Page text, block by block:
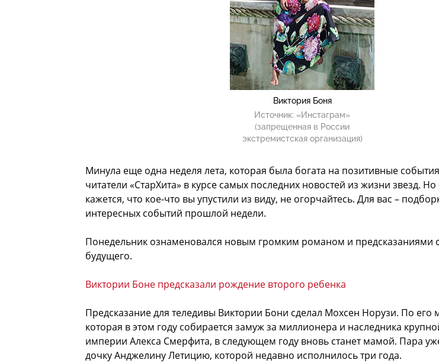
Виктория Боня
Источник: «Инстаграм»
(запрещенная в России
экстремистская организация)
Минула еще одна неделя лета, которая была богата на позитивные
читатели «СтарХита» в курсе самых последних новостей из жизни звезд.
кажется, что кое-что вы упустили из виду, не огорчайтесь. Для вас –
интересных событий прошлой недели.
Понедельник ознаменовался новым громким романом и предсказаниями
будущего.
Виктории Боне предсказали рождение второго ребенка
Предсказание для теледивы Виктории Бони сделал Мохсен Норузи. По его
которая в этом году собирается замуж за миллионера и наследника
империи Алекса Смерфита, в следующем году вновь станет мамой. Пара
дочку Анджелину Летицию, которой недавно исполнилось три года.